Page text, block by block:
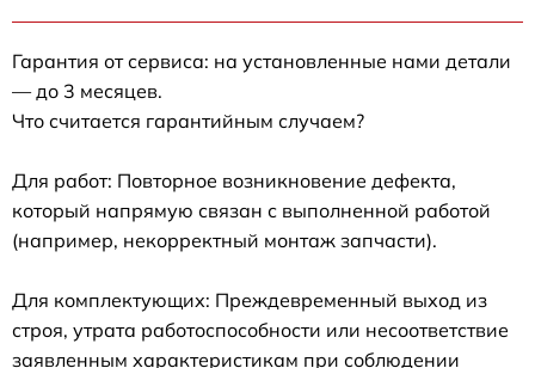
Гарантия от сервиса: на установленные нами детали
— до 3 месяцев.
Что считается гарантийным случаем?
Для работ: Повторное возникновение дефекта,
который напрямую связан с выполненной работой
(например, некорректный монтаж запчасти).
Для комплектующих: Преждевременный выход из
строя, утрата работоспособности или несоответствие
заявленным характеристикам при соблюдении